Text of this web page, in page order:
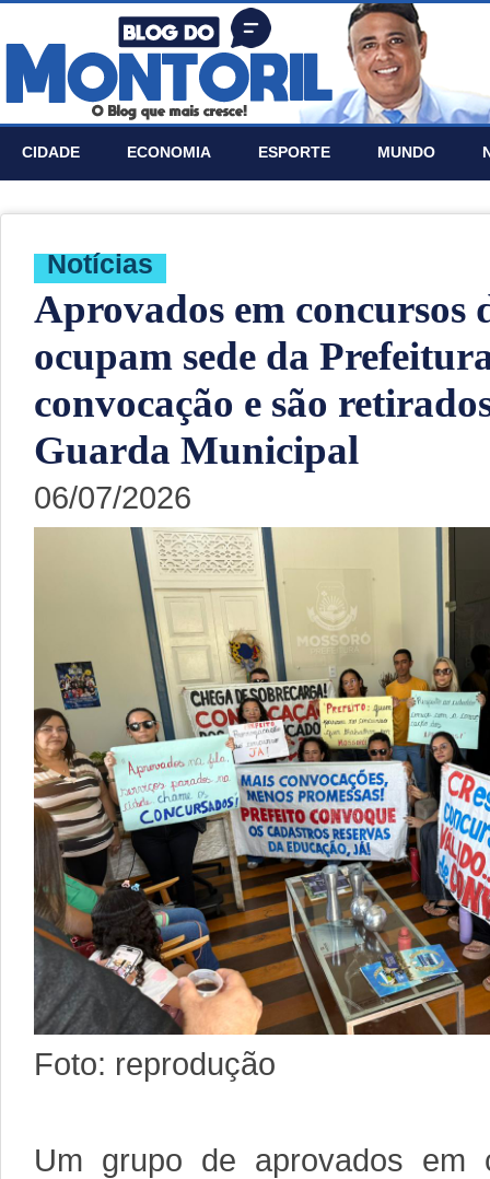
CIDADE ECONOMIA ESPORTE MUNDO
Notí­cias
Aprovados em concursos
ocupam sede da
convocação e são
Guarda Municipal
06/07/2026
Foto: reprodução
Um grupo de aprovados em